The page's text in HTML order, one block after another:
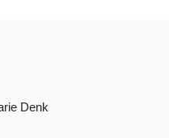
Denk